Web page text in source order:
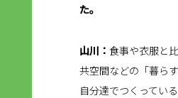
た。
山川： 食事や衣服と
共空間などの「暮ら
自分達でつくってい